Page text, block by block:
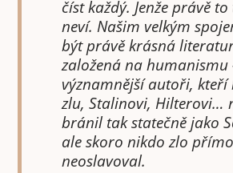
číst každý. Jenže právě
neví. Našim velkým
být právě krásná
založená na humanismu
významnější autoři,
zlu, Stalinovi, Hilterovi…
bránil tak statečně jako
ale skoro nikdo zlo přímo
neoslavoval.